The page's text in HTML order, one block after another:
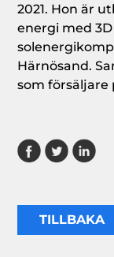
2021. Hon är
energi med
Härnösand.
som försäljare
TILLBAKA